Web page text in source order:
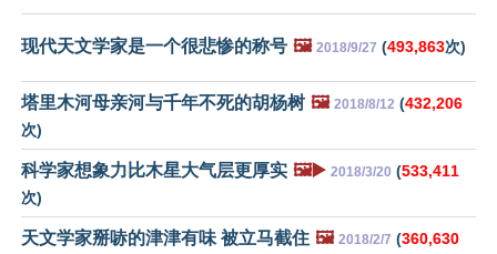
现代天文学家是一个很悲惨的称号 🖼️ 2018/9/27 (493,863次)
塔里木河母亲河与千年不死的胡杨树 🖼️ 2018/8/12 (432,206
次)
科学家想象力比木星大气层更厚实 🖼️▶️ 2018/3/20 (533,411
次)
天文学家掰哧的津津有味 被立马截住 🖼️ 2018/2/7 (360,630